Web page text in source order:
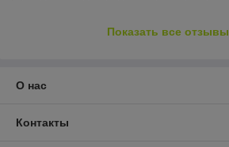
Показать все отзывы
О нас
Контакты